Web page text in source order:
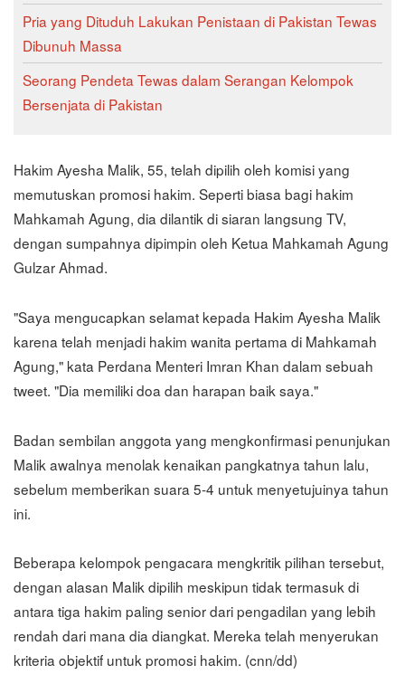
Pria yang Dituduh Lakukan Penistaan di Pakistan Tewas
Dibunuh Massa
Seorang Pendeta Tewas dalam Serangan Kelompok
Bersenjata di Pakistan
Hakim Ayesha Malik, 55, telah dipilih oleh komisi yang
memutuskan promosi hakim. Seperti biasa bagi hakim
Mahkamah Agung, dia dilantik di siaran langsung TV,
dengan sumpahnya dipimpin oleh Ketua Mahkamah Agung
Gulzar Ahmad.
"Saya mengucapkan selamat kepada Hakim Ayesha Malik
karena telah menjadi hakim wanita pertama di Mahkamah
Agung," kata Perdana Menteri Imran Khan dalam sebuah
tweet. "Dia memiliki doa dan harapan baik saya."
Badan sembilan anggota yang mengkonfirmasi penunjukan
Malik awalnya menolak kenaikan pangkatnya tahun lalu,
sebelum memberikan suara 5-4 untuk menyetujuinya tahun
ini.
Beberapa kelompok pengacara mengkritik pilihan tersebut,
dengan alasan Malik dipilih meskipun tidak termasuk di
antara tiga hakim paling senior dari pengadilan yang lebih
rendah dari mana dia diangkat. Mereka telah menyerukan
kriteria objektif untuk promosi hakim. (cnn/dd)